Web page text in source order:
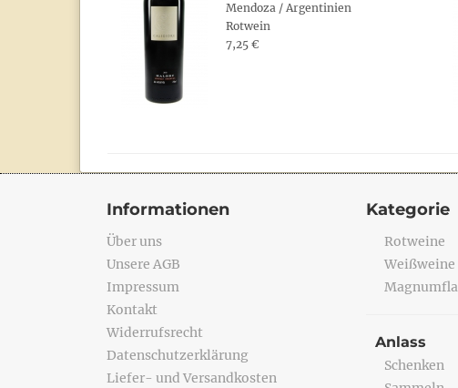
Mendoza / Argentinien
Rotwein
7,25 €
Informationen
Über uns
Unsere AGB
Impressum
Kontakt
Widerrufsrecht
Datenschutzerklärung
Liefer- und Versandkosten
Kategorie
Rotweine
Weißweine
Anlass
Schenken